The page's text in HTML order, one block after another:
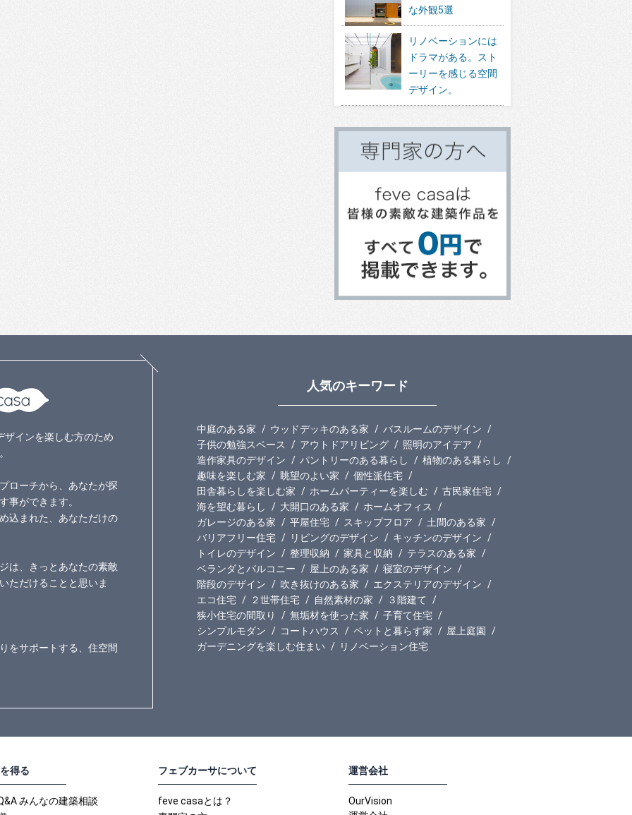
な外観5選
リノベーションには
ドラマがある。スト
ーリーを感じる空間
デザイン。
インを楽しむ方のため
ローチから、あなたが探
事ができます。
込まれた、あなただけの
は、きっとあなたの素敵
ただけることと思いま
をサポートする、住空間
人気のキーワード
中庭のある家 ウッドデッキのある家
バスルームのデザイン
子供の勉強スペース
アウトドアリビング
照明のアイデア
造作家具のデザイン
パントリーのある暮らし
植物のある暮らし
趣味を楽しむ家
眺望のよい家
個性派住宅
田舎暮らしを楽しむ家
ホームパーティーを楽しむ
古民家住宅
海を望む暮らし
大開口のある家
ホームオフィス
ガレージのある家
平屋住宅 スキップフロア
土間のある家
バリアフリー住宅
リビングのデザイン
キッチンのデザイン
トイレのデザイン
整理収納 家具と収納
テラスのある家
ベランダとバルコニー
屋上のある家
寝室のデザイン
階段のデザイン
吹き抜けのある家
エクステリアのデザイン
エコ住宅
２世帯住宅 自然素材の家
３階建て
狭小住宅の間取り
無垢材を使った家
子育て住宅
シンプルモダン
コートハウス ペットと暮らす家
屋上庭園
ガーデニングを楽しむ住まい
リノベーション住宅
得る
みんなの建築相談
フェブカーサについて
feve casaとは？
運営会社
OurVision